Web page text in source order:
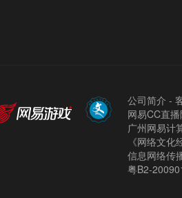
公司简介 -
网易CC直
广州网易计
《网络文
信息网络传
粤B2-